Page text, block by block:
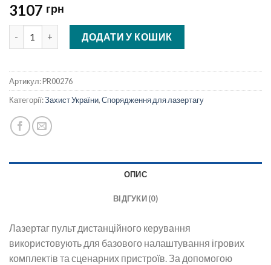
3107 грн
Лазертаг - пульт дистанційого керування кількість
ДОДАТИ У КОШИК
Артикул:PR00276
Категорії:Захист України,Спорядження для лазертагу
ОПИС
ВІДГУКИ (0)
Лазертаг пульт дистанційного керування
використовують для базового налаштування ігрових
комплектів та сценарних пристроїв. За допомогою